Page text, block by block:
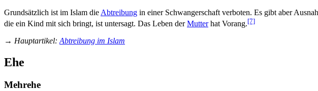
Grundsätzlich ist im Islam die Abtreibung in einer Schwangerschaft verboten. Es gibt aber
die ein Kind mit sich bringt, ist untersagt. Das Leben derMutterhat Vorang.[7]
→ Hauptartikel:Abtreibung im Islam
Ehe
Mehrehe